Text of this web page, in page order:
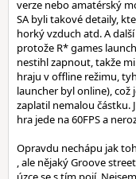
verze nebo amatérský
SA byli takové detaily,
horký vzduch atd. A
protože R* games
nestihl zapnout, takže
hraju v offline režimu,
launcher byl online), což
zaplatil nemalou částku.
hra jede na 60FPS a
Opravdu nechápu jak
, ale nějaký Groove